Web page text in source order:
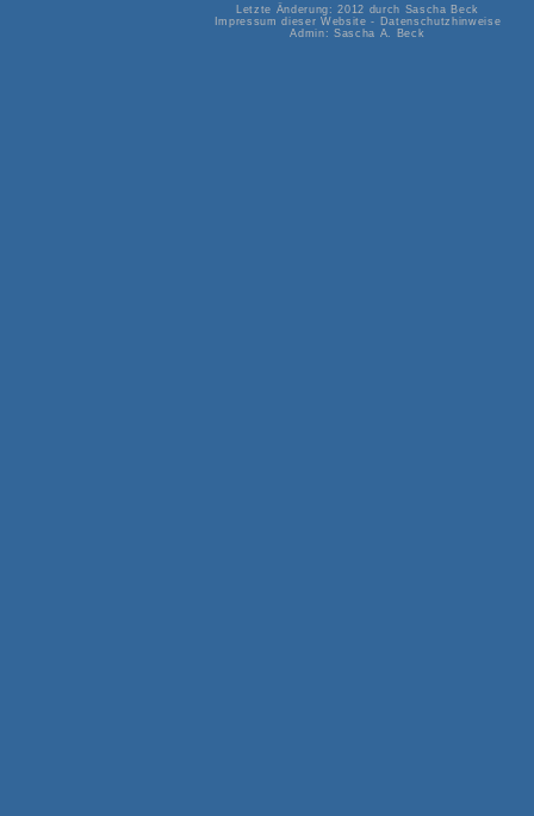
Letzte Änderung: 2012 durch Sascha Beck
Impressum dieser Website - Datenschutzhinweise
Admin:Sascha A. Beck